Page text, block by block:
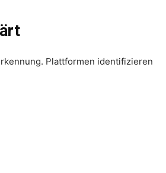
Plattformen identifizieren